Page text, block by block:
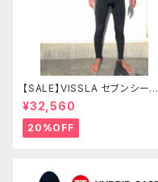
【SALE】VISSLA セブンシーズ
コンプ 3-2mm フルチェストジ
ップ SIZE L カラーBL2
¥32,560
20%OFF